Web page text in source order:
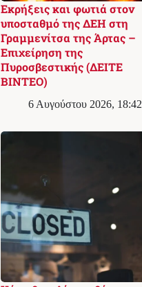
Εκρήξεις και φωτιά στον
υποσταθμό της ΔΕΗ στη
Γραμμενίτσα της Άρτας –
Επιχείρηση της
Πυροσβεστικής (ΔΕΙΤΕ
ΒΙΝΤΕΟ)
6 Αυγούστου 2026, 18:42